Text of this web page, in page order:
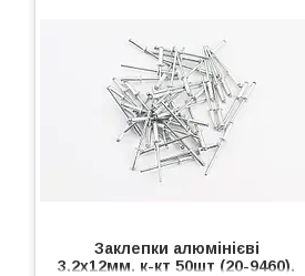
Заклепки алюмінієві
3,2х12мм, к-кт 50шт (20-9460),